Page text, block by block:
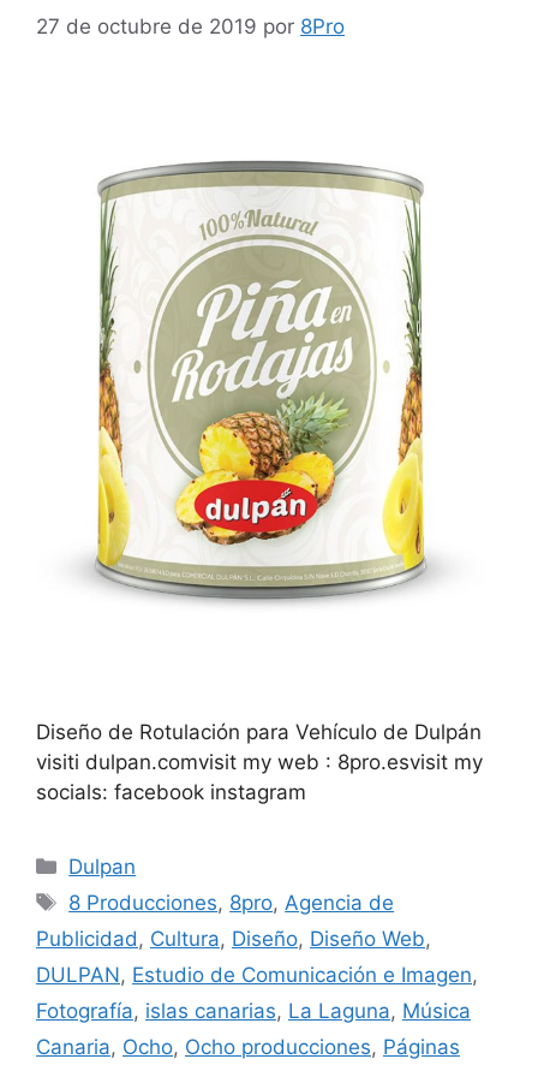
27 de octubre de 2019 por 8Pro
Diseño de Rotulación para Vehículo de Dulpán
visiti dulpan.comvisit my web : 8pro.esvisit my
socials: facebook instagram
Dulpan
8 Producciones, 8pro,Agencia de
Publicidad, Cultura, Diseño, Diseño Web,
DULPAN, Estudio de Comunicación e Imagen,
Fotografía, islas canarias, La Laguna, Música
Canaria, Ocho, Ocho producciones, Páginas